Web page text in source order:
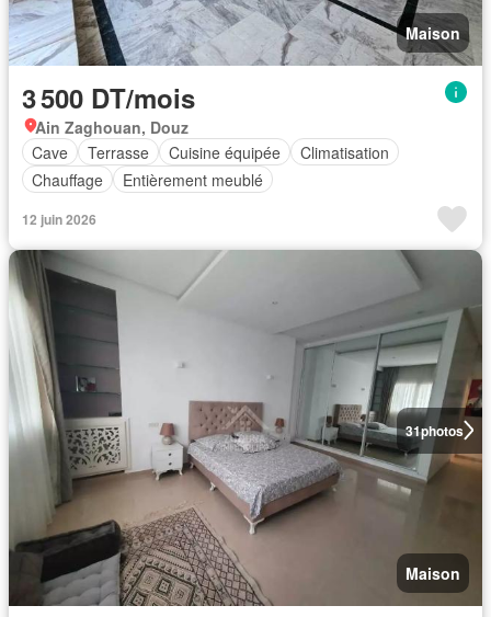
Maison
3 500 DT/mois
Ain Zaghouan, Douz
Cave
Terrasse Cuisine équipée
Climatisation
Chauffage
Entièrement meublé
12 juin 2026
31photos
Maison